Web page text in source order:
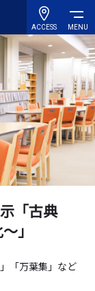
ACCESS MENU
「古典
」
「万葉集」など